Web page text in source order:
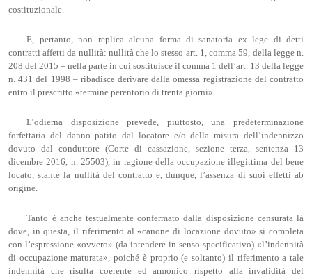
costituzionale.
E, pertanto, non replica alcuna forma di sanatoria ex lege di detti
contratti affetti da nullità: nullità che lo stesso art. 1, comma 59, della legge n.
208 del 2015 – nella parte in cui sostituisce il comma 1 dell’art. 13 della legge
n. 431 del 1998 – ribadisce derivare dalla omessa registrazione del contratto
entro il prescritto «termine perentorio di trenta giorni».
L’odierna disposizione prevede, piuttosto, una predeterminazione
forfettaria del danno patito dal locatore e/o della misura dell’indennizzo
dovuto dal conduttore (Corte di cassazione, sezione terza, sentenza 13
dicembre 2016, n. 25503), in ragione della occupazione illegittima del bene
locato, stante la nullità del contratto e, dunque, l’assenza di suoi effetti ab
origine.
Tanto è anche testualmente confermato dalla disposizione censurata là
dove, in questa, il riferimento al «canone di locazione dovuto» si completa
con l’espressione «ovvero» (da intendere in senso specificativo) «l’indennità
di occupazione maturata», poiché è proprio (e soltanto) il riferimento a tale
indennità che risulta coerente ed armonico rispetto alla invalidità del